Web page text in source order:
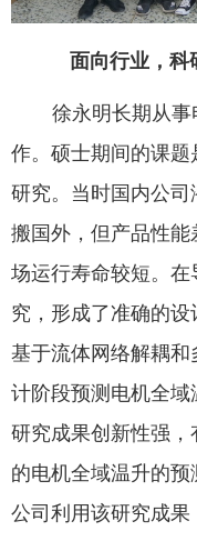
面向行业，科
徐永明长期从
作。硕士期间的课
研究。当时国内公
搬国外，但产品性
场运行寿命较短。
究，形成了准确的
基于流体网络解耦
计阶段预测电机全
研究成果创新性强
的电机全域温升的
公司利用该研究成果